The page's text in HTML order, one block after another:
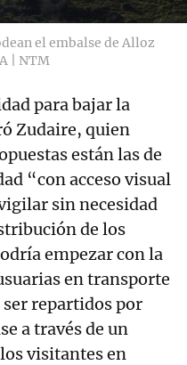
el embalse de Alloz
| NTM
para bajar la
Zudaire, quien
están las de
“con acceso visual
sin necesidad
de los
empezar con la
en transporte
repartidos por
a través de un
visitantes en